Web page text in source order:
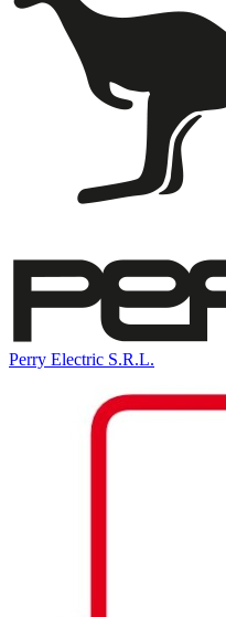
Perry Electric S.R.L.